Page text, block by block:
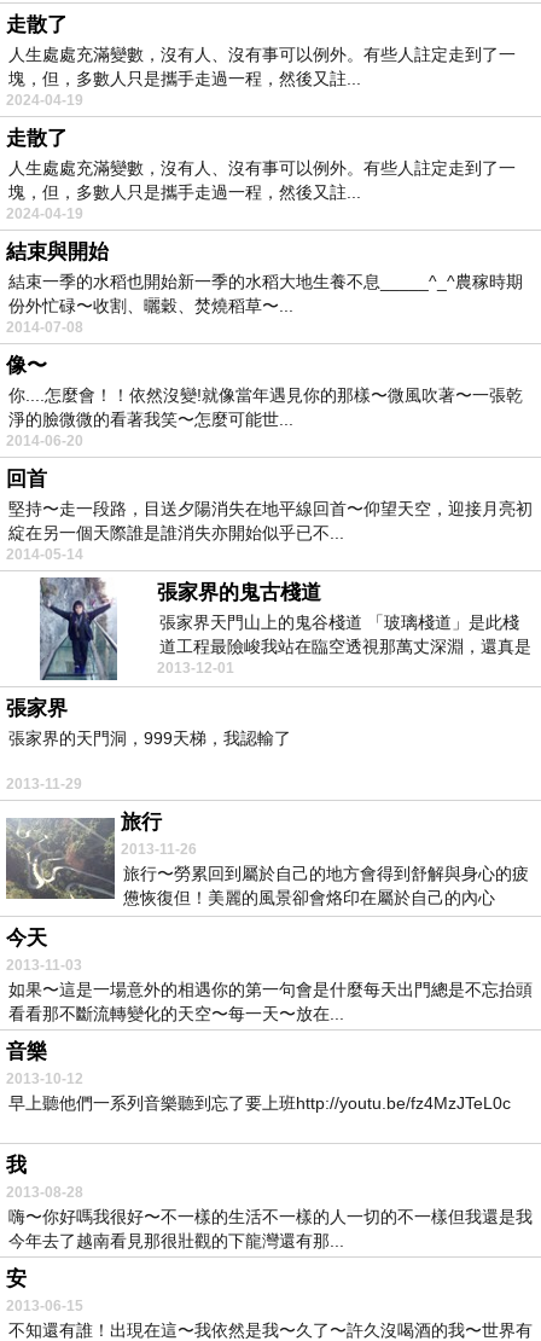
走散了
人生處處充滿變數，沒有人、沒有事可以例外。有些人註定走到了一
塊，但，多數人只是攜手走過一程，然後又註...
2024-04-19
走散了
人生處處充滿變數，沒有人、沒有事可以例外。有些人註定走到了一
塊，但，多數人只是攜手走過一程，然後又註...
2024-04-19
結束與開始
結束一季的水稻也開始新一季的水稻大地生養不息_____^_^農稼時期
份外忙碌〜收割、曬穀、焚燒稻草〜...
2014-07-08
像〜
你....怎麼會！！依然沒變!就像當年遇見你的那樣〜微風吹著〜一張乾
淨的臉微微的看著我笑〜怎麼可能世...
2014-06-20
回首
堅持〜走一段路，目送夕陽消失在地平線回首〜仰望天空，迎接月亮初
綻在另一個天際誰是誰消失亦開始似乎已不...
2014-05-14
張家界的鬼古棧道
張家界天門山上的鬼谷棧道 「玻璃棧道」是此棧
道工程最險峻我站在臨空透視那萬丈深淵，還真是
腳底發冷
2013-12-01
張家界
張家界的天門洞，999天梯，我認輸了
2013-11-29
旅行
2013-11-26
旅行〜勞累回到屬於自己的地方會得到舒解與身心的疲
憊恢復但！美麗的風景卻會烙印在屬於自己的內心
11\6...
今天
2013-11-03
如果〜這是一場意外的相遇你的第一句會是什麼每天出門總是不忘抬頭
看看那不斷流轉變化的天空〜每一天〜放在...
音樂
2013-10-12
早上聽他們一系列音樂聽到忘了要上班http://youtu.be/fz4MzJTeL0c
我
2013-08-28
嗨〜你好嗎我很好〜不一樣的生活不一樣的人一切的不一樣但我還是我
今年去了越南看見那很壯觀的下龍灣還有那...
安
2013-06-15
不知還有誰！出現在這〜我依然是我〜久了〜許久沒喝酒的我〜世界有